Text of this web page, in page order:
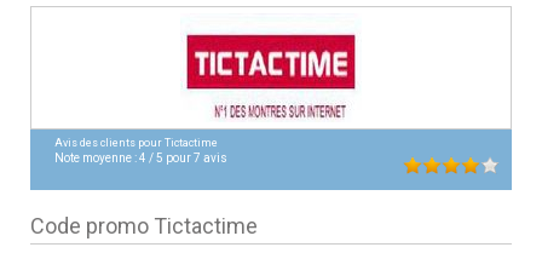
Avis des clients pour Tictactime
Note moyenne :4 /5 pour7 avis
Code promo Tictactime